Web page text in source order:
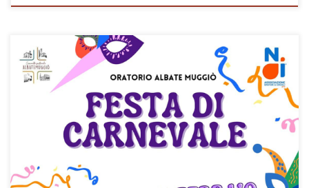
Domenica 11 febbraio Festa di Carnevale in oratorio di Albate